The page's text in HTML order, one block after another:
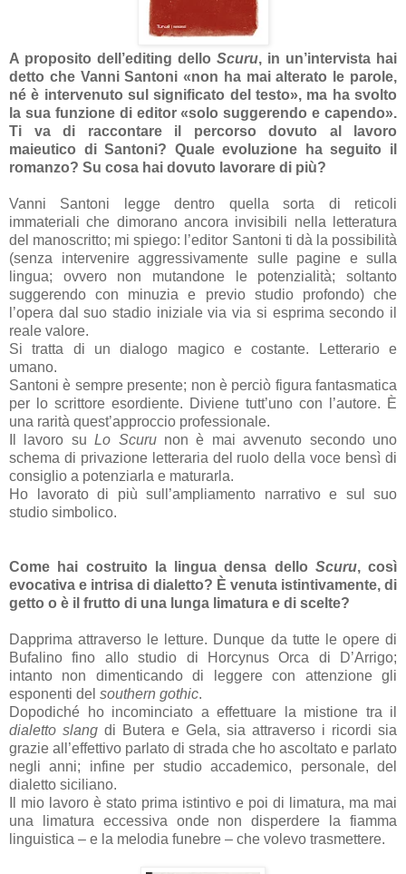
A proposito dell’editing dello Scuru, in un’intervista hai
detto che Vanni Santoni «non ha mai alterato le parole,
né è intervenuto sul significato del testo», ma ha svolto
la sua funzione di editor «solo suggerendo e capendo».
Ti va di raccontare il percorso dovuto al lavoro
maieutico di Santoni? Quale evoluzione ha seguito il
romanzo? Su cosa hai dovuto lavorare di più?
Vanni Santoni legge dentro quella sorta di reticoli
immateriali che dimorano ancora invisibili nella letteratura
del manoscritto; mi spiego: l’editor Santoni ti dà la possibilità
(senza intervenire aggressivamente sulle pagine e sulla
lingua; ovvero non mutandone le potenzialità; soltanto
suggerendo con minuzia e previo studio profondo) che
l’opera dal suo stadio iniziale via via si esprima secondo il
reale valore.
Si tratta di un dialogo magico e costante. Letterario e
umano.
Santoni è sempre presente; non è perciò figura fantasmatica
per lo scrittore esordiente. Diviene tutt’uno con l’autore. È
una rarità quest’approccio professionale.
Il lavoro suLo Scuru non è mai avvenuto secondo uno
schema di privazione letteraria del ruolo della voce bensì di
consiglio a potenziarla e maturarla.
Ho lavorato di più sull’ampliamento narrativo e sul suo
studio simbolico.
Come hai costruito la lingua densa dello Scuru, così
evocativa e intrisa di dialetto? È venuta istintivamente, di
getto o è il frutto di una lunga limatura e di scelte?
Dapprima attraverso le letture. Dunque da tutte le opere di
Bufalino fino allo studio di Horcynus Orca di D’Arrigo;
intanto non dimenticando di leggere con attenzione gli
esponenti del southern gothic.
Dopodiché ho incominciato a effettuare la mistione tra il
dialetto slang di Butera e Gela, sia attraverso i ricordi sia
grazie all’effettivo parlato di strada che ho ascoltato e parlato
negli anni; infine per studio accademico, personale, del
dialetto siciliano.
Il mio lavoro è stato prima istintivo e poi di limatura, ma mai
una limatura eccessiva onde non disperdere la fiamma
linguistica – e la melodia funebre – che volevo trasmettere.